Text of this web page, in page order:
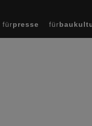
fürpresse für